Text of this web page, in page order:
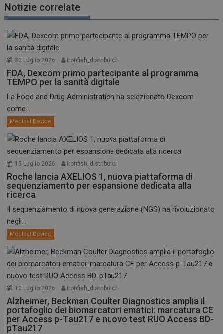
Notizie correlate
30 Luglio 2026 ironfish_distributor
FDA, Dexcom primo partecipante al programma
TEMPO per la sanità digitale
La Food and Drug Administration ha selezionato Dexcom
come...
Medical Device
15 Luglio 2026 ironfish_distributor
Roche lancia AXELIOS 1, nuova piattaforma di
sequenziamento per espansione dedicata alla
ricerca
Il sequenziamento di nuova generazione (NGS) ha rivoluzionato
negli...
Medical Device
10 Luglio 2026 ironfish_distributor
Alzheimer, Beckman Coulter Diagnostics amplia il
portafoglio dei biomarcatori ematici: marcatura CE
per Access p-Tau217 e nuovo test RUO Access BD-
pTau217